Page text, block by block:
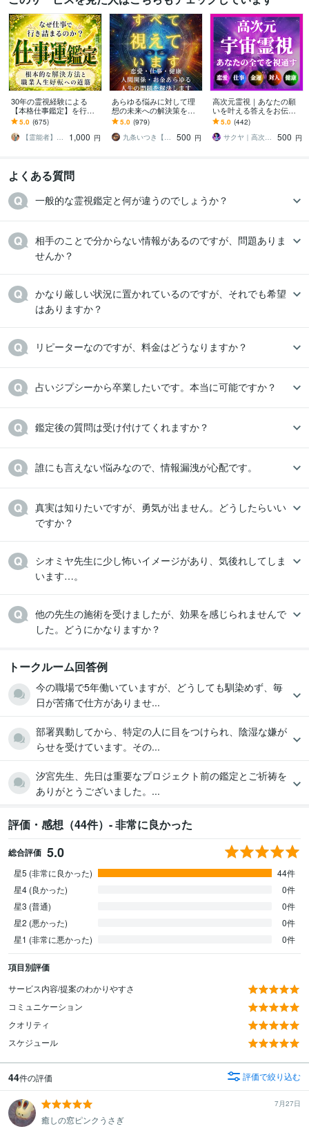
30年の霊視経験による
【本格仕事鑑定】を行い
ます 仕事運停滞の真の原
因と人生好転への道筋を
読み解きます
5.0 (675)
【霊能者】天晴
1,000 円
あらゆる悩みに対して理
想の未来への解決策を授
けます 人生が上手くいか
ないと悩んでいる人に未
来を好転させる魂の導き
5.0 (979)
九条いつき【高次元宇宙霊視師】
500 円
高次元霊視｜あなたの願
いを叶える答えをお伝え
します 恋愛・仕事・金
運・人間関係など｜あな
たを願望成就へ導く霊視
5.0 (442)
サクヤ｜高次元スピリット
500 円
よくある質問
一般的な霊視鑑定と何が違うのでしょうか？
相手のことで分からない情報があるのですが、問題ありま
せんか？
かなり厳しい状況に置かれているのですが、それでも希望
はありますか？
リピーターなのですが、料金はどうなりますか？
占いジプシーから卒業したいです。本当に可能ですか？
鑑定後の質問は受け付けてくれますか？
誰にも言えない悩みなので、情報漏洩が心配です。
真実は知りたいですが、勇気が出ません。どうしたらいい
ですか？
シオミヤ先生に少し怖いイメージがあり、気後れしてしま
います…。
他の先生の施術を受けましたが、効果を感じられませんで
した。どうにかなりますか？
トークルーム回答例
今の職場で5年働いていますが、どうしても馴染めず、毎
日が苦痛で仕方がありませ...
部署異動してから、特定の人に目をつけられ、陰湿な嫌が
らせを受けています。その...
汐宮先生、先日は重要なプロジェクト前の鑑定とご祈祷を
ありがとうございました。...
評価・感想（44件）- 非常に良かった
総合評価 5.0
星5 (非常に良かった)
44件
星4 (良かった)
0件
星3 (普通)
0件
星2 (悪かった)
0件
星1 (非常に悪かった)
0件
項目別評価
サービス内容/提案のわかりやすさ
コミュニケーション
クオリティ
スケジュール
44件の評価 評価で絞り込む
7月27日
癒しの窓ピンクうさぎ